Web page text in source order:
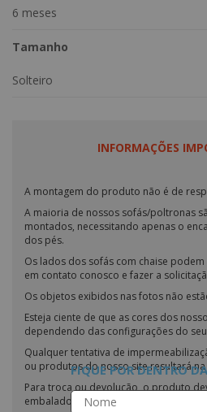
Também disponível em nosso site
6 meses
Tamanho
Solteiro
INFORMAÇÕES
A montagem do produto não é de
A maioria de nossos sofás/poltronas
montados, necessitando apenas o
dos pés.
Os lados dos sofás com chaise
em contato conosco e fazer a
Os objetos exibidos nas fotos não
Esteja ciente de que as cores dos
dependendo das configurações do
Qualquer tentativa de
ou produtos do nosso site resultará
Para troca ou devolução, o produto
embalado.
FIQUE POR DENTRO